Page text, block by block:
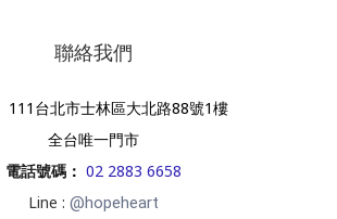
聯絡我們
111台北市士林區大北路88號1樓
全台唯一門市
電話號碼 ： 02 2883 6658
Line : @hopeheart